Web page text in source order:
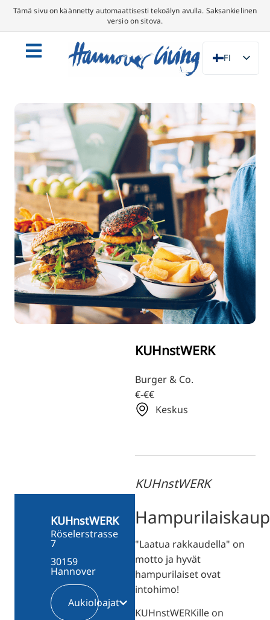
Tämä sivu on käännetty automaattisesti tekoälyn avulla. Saksankielinen
versio on sitova.
FI
DE
PL
ES
IT
DA
SV
FR
PT
TR
RU
ZH
KUHnstWERK
Burger & Co.
€-€€
Keskus
KUHnstWERK
"Laatua rakkaudella" on
motto ja hyvät
hampurilaiset ovat
intohimo!
KUHnstWERKille on
KUHnstWERK
Röselerstrasse
7
30159
Hannover
Aukioloajat